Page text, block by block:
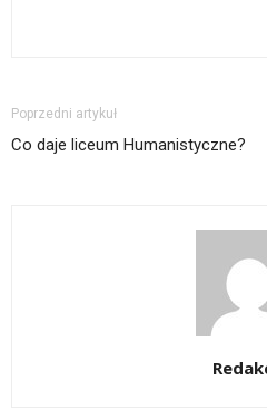
Poprzedni artykuł
Co daje liceum Humanistyczne?